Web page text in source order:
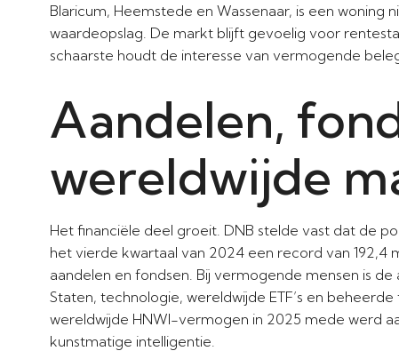
Blaricum, Heemstede en Wassenaar, is een
waardeopslag. De markt blijft gevoelig voor
schaarste houdt de interesse van vermogende
Aandelen,
wereldwijde
Het financiële deel groeit. DNB stelde vast dat de
het vierde kwartaal van 2024 een record van 192,4
aandelen en fondsen. Bij vermogende mensen is
Staten, technologie, wereldwijde ETF’s en
wereldwijde HNWI-vermogen in 2025 mede werd
kunstmatige intelligentie.